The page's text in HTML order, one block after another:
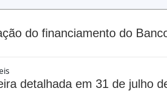
do financiamento do
detalhada em 31 de julho